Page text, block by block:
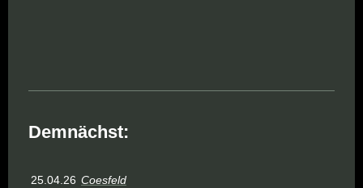
Demnächst:
25.04.26 Coesfeld